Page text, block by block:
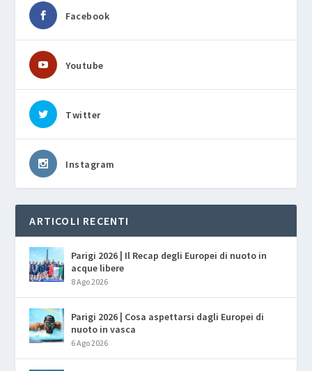
Facebook
Youtube
Twitter
Instagram
ARTICOLI RECENTI
Parigi 2026 | Il Recap degli Europei di nuoto in
acque libere
8 Ago 2026
Parigi 2026 | Cosa aspettarsi dagli Europei di
nuoto in vasca
6 Ago 2026